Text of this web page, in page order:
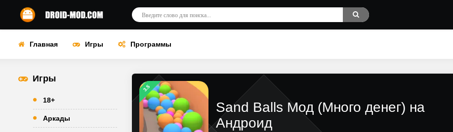
Главная Игры Программы
Игры
18+
Аркады
3.5
Sand Balls Мод (Много денег) на
Андроид